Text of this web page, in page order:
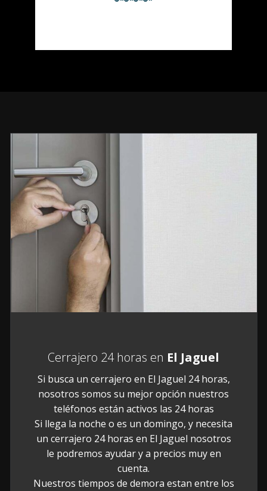
Cerrajero 24 horas en El Jaguel
Si busca un cerrajero en El Jaguel 24 horas,
nosotros somos su mejor opción nuestros
teléfonos están activos las 24 horas
Si llega la noche o es un domingo, y necesita
un cerrajero 24 horas en El Jaguel nosotros
le podremos ayudar y a precios muy en
cuenta.
Nuestros tiempos de demora estan entre los